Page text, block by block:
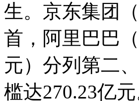
生。京东集团
首，阿里巴巴
元）分列第二
槛达270.23亿元